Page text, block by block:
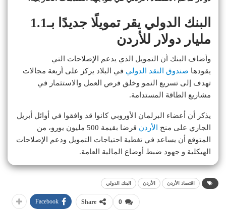
البنك الدولي يقر تمويلًا جديدًا بـ1.1
مليار دولار للأردن
وأضاف البنك أن التمويل الذي يدعم الإصلاحات التي
يقودها صندوق النقد الدولي في البلاد يركز على أربعة مجالات
تهدف إلى تسريع النمو وخلق فرص العمل والاستثمار في
مشاريع الطاقة المستدامة.
يذكر أن أعضاء البرلمان الأوروبي كانوا قد وافقوا في أوائل أبريل
الجاري على منح
الأردن
قرضا بقيمة 500 مليون يورو، من
المتوقع أن يساعد في تغطية احتياجات التمويل ودعم الإصلاحات
الهيكلية و جهود ضبط أوضاع المالية العامة.
اقتصاد الأردن الأردن البنك الدولي
0
Share
Facebook